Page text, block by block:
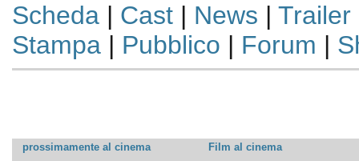
Scheda| Cast| News | Trailer
Stampa| Pubblico | Forum |
prossimamente al cinema
Film al cinema